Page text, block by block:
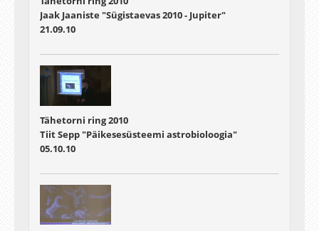
Jaak Jaaniste "Sügistaevas 2010 - Jupiter"
21.09.10
Tähetorni ring 2010
Tiit Sepp "Päikesesüsteemi astrobioloogia"
05.10.10